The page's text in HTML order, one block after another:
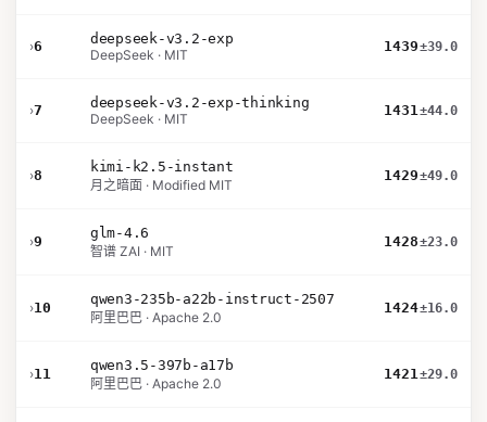
›6
deepseek-v3.2-exp
DeepSeek · MIT
1439±39.0
›7
deepseek-v3.2-exp-thinking
DeepSeek · MIT
1431±44.0
›8
kimi-k2.5-instant
月之暗面 · Modified MIT
1429±49.0
›9
glm-4.6
智谱 ZAI · MIT
1428±23.0
›10
qwen3-235b-a22b-instruct-2507
阿里巴巴 · Apache 2.0
1424±16.0
›11
qwen3.5-397b-a17b
阿里巴巴 · Apache 2.0
1421±29.0